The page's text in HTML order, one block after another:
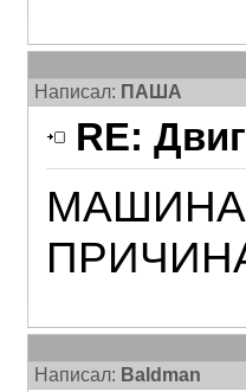
Написал: ПАША
RE:
МАШИНА
Написал: Baldman